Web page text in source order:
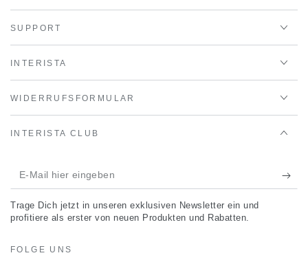
SUPPORT
INTERISTA
WIDERRUFSFORMULAR
INTERISTA CLUB
E-
Mail
hier
Trage Dich jetzt in unseren exklusiven Newsletter ein und
profitiere als erster von neuen Produkten und Rabatten.
FOLGE UNS